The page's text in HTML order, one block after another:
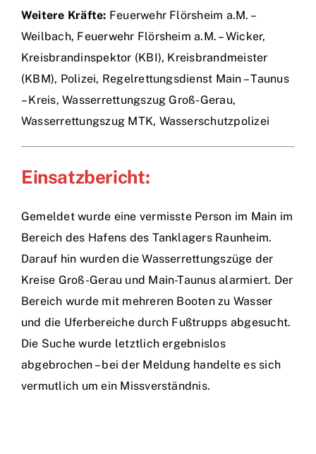
Weitere Kräfte: Feuerwehr Flörsheim a.M. –
Weilbach, Feuerwehr Flörsheim a.M. – Wicker,
Kreisbrandinspektor (KBI), Kreisbrandmeister
(KBM), Polizei, Regelrettungsdienst Main – Taunus
– Kreis, Wasserrettungszug Groß-Gerau,
Wasserrettungszug MTK, Wasserschutzpolizei
Einsatzbericht:
Gemeldet wurde eine vermisste Person im Main im
Bereich des Hafens des Tanklagers Raunheim.
Darauf hin wurden die Wasserrettungszüge der
Kreise Groß-Gerau und Main-Taunus alarmiert. Der
Bereich wurde mit mehreren Booten zu Wasser
und die Uferbereiche durch Fußtrupps abgesucht.
Die Suche wurde letztlich ergebnislos
abgebrochen – bei der Meldung handelte es sich
vermutlich um ein Missverständnis.